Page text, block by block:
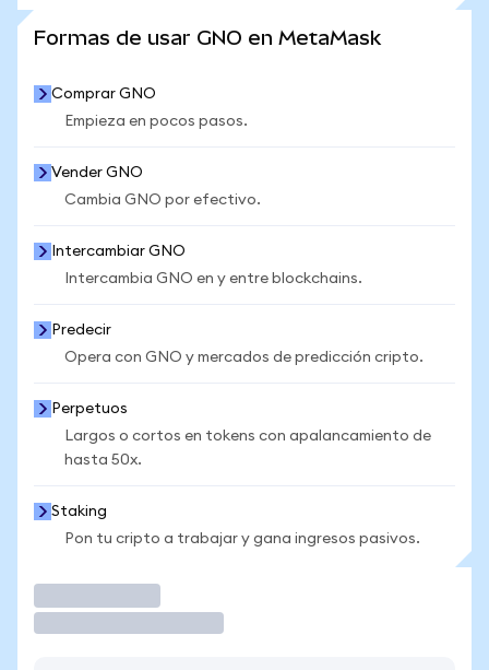
Formas de usar GNO en MetaMask
Comprar GNO
Empieza en pocos pasos.
Vender GNO
Cambia GNO por efectivo.
Intercambiar GNO
Intercambia GNO en y entre blockchains.
Predecir
Opera con GNO y mercados de predicción cripto.
Perpetuos
Largos o cortos en tokens con apalancamiento de
hasta 50x.
Staking
Pon tu cripto a trabajar y gana ingresos pasivos.